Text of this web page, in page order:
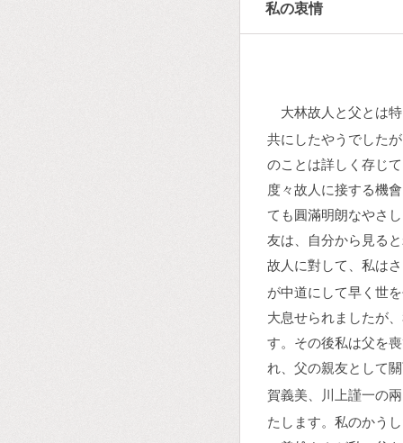
私の衷情
大林故人と父とは
共にしたやうでした
のことは詳しく存じ
度々故人に接する機
ても圓滿明朗なやさ
友は、自分から見る
故人に對して、私は
が中道にして早く世
大息せられましたが
す。その後私は父を
れ、父の親友として
賀義美、川上謹一の
たします。私のかう